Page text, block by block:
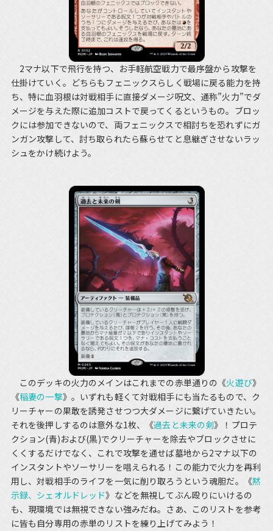
2マナ以下で飛行を持つ、お手軽航空戦力で最序盤から攻撃を
仕掛けていく。どちらもフェニックスらしく戦場に戻る能力を持
ち、特に血羽根は対戦相手に直接ダメージ呪文、通称”火力”でダ
メージを与えた際に追加コストで戻ってくるというもの。ブロッ
クには参加できないので、両フェニックスで相討ちを恐れずにガ
ンガン攻撃して、討ち取られたら蘇らせてと息継ぎさせないラッ
シュをかけ続けよう。
このデッキの火力のメインはこれまでの赤単通りの《火遊び》
《稲妻の一撃》。いずれも軽くて対戦相手にも当たるもので、ク
リーチャーの果敢を誘発させつつ大ダメージに繋げていきたい。
それを後押しするのは意外な1枚、《過去と未来の剣》！プロテ
クション(青)および(黒)でクリーチャーを除去やブロックさせに
くくするだけでなく、これで攻撃を通せば墓地から2マナ以下の
インスタントやソーサリーを唱えられる！この能力で火力を再利
用し、対戦相手のライフを一気に削り取ろうという魂胆だ。《黙
示録、シェオルドレッド》などを無視してぶん殴りにいけるの
も、現環境では無視できない強みだね。さあ、このリストを参考
に皆も自分専用の赤単のリストを練り上げてみよう！